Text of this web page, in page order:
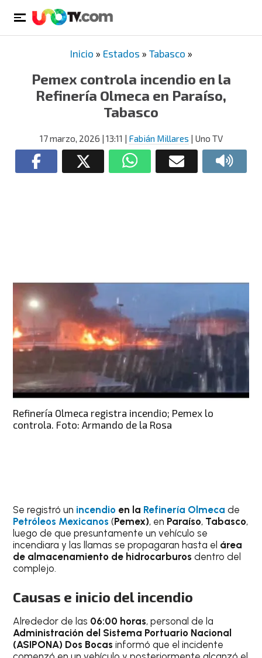
Inicio » Estados » Tabasco »
Pemex controla incendio en la
Refinería Olmeca en Paraíso,
Tabasco
17 marzo, 2026 | 13:11 | Fabián Millares | Uno TV
Refinería Olmeca registra incendio; Pemex lo
controla. Foto: Armando de la Rosa
Se registró un incendio en la Refinería Olmeca de
Petróleos Mexicanos (Pemex), en Paraíso, Tabasco,
luego de que presuntamente un vehículo se
incendiara y las llamas se propagaran hasta el área
de almacenamiento de hidrocarburos dentro del
complejo.
Causas e inicio del incendio
Alrededor de las 06:00 horas, personal de la
Administración del Sistema Portuario Nacional
(ASIPONA) Dos Bocas informó que el incidente